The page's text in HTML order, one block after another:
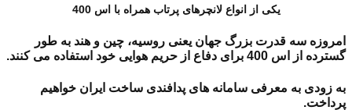
یکی از انواع لانچرهای پرتاب همراه با اس 400
امروزه سه قدرت بزرگ جهان یعنی روسیه، چین و هند به طور
گسترده از اس 400 برای دفاع از حریم هوایی خود استفاده می کنند.
به زودی به معرفی سامانه های پدافندی ساخت ایران خواهیم
پرداخت.